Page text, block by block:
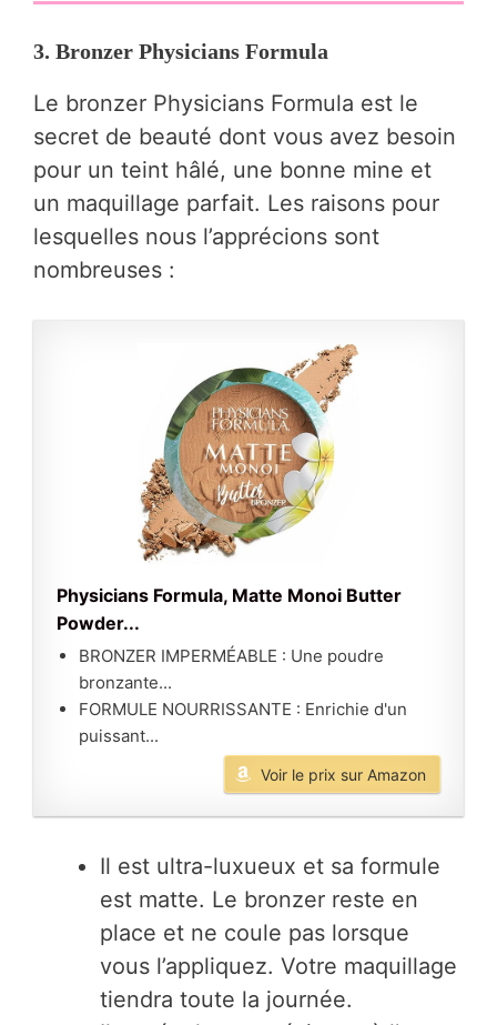
3. Bronzer Physicians Formula
Le bronzer Physicians Formula est le
secret de beauté dont vous avez besoin
pour un teint hâlé, une bonne mine et
un maquillage parfait. Les raisons pour
lesquelles nous l’apprécions sont
nombreuses :
Physicians Formula, Matte Monoi Butter
Powder...
BRONZER IMPERMÉABLE : Une poudre
bronzante...
FORMULE NOURRISSANTE : Enrichie d'un
puissant...
Voir le prix sur Amazon
Il est ultra-luxueux et sa formule
est matte. Le bronzer reste en
place et ne coule pas lorsque
vous l’appliquez. Votre maquillage
tiendra toute la journée.